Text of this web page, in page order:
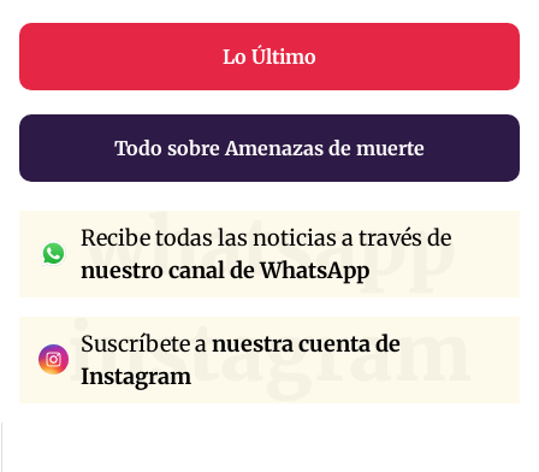
Lo Último
Todo sobre Amenazas de muerte
whatsapp
Recibe todas las noticias a través de
nuestro canal de WhatsApp
instagram
Suscríbete anuestra cuenta de
Instagram